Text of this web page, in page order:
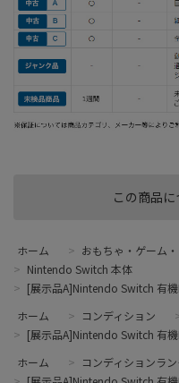
この商品
ホーム > おもちゃ・ゲーム
> Nintendo Switch 本体
> [展示品A]Nintendo Switch 有機
ホーム
> コンディション
> [展示品A]Nintendo Switch 有機
ホーム
> コンディションラン